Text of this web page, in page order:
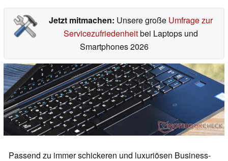
Jetzt mitmachen: Unsere große Umfrage zur
Servicezufriedenheitbei Laptops und
Smartphones 2026
Passend zu immer schickeren und luxuriösen Business-